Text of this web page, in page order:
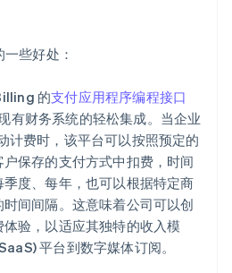
些好处：
的支付应用程序编程接口
有财务系统的轻松集成。当企业
计费时，该平台可以按照预定的
保存的支付方式中扣费，时间
度、每年，也可以根据特定商
间间隔。这意味着公司可以创
验，以适应其独特的收入模
平台到数字媒体订阅。